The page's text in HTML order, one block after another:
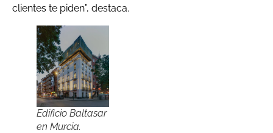
clientes te piden”, destaca.
Edificio Baltasar
en Murcia.